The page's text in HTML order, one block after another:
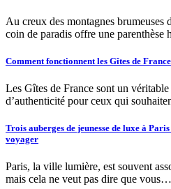
Au creux des montagnes
coin de paradis offre une parenthèse
Comment fonctionnent les Gîtes de
Les Gîtes de France sont un
d’authenticité pour ceux qui
Trois auberges de jeunesse de luxe à
voyager
Paris, la ville lumière, est souvent
mais cela ne veut pas dire que vous…